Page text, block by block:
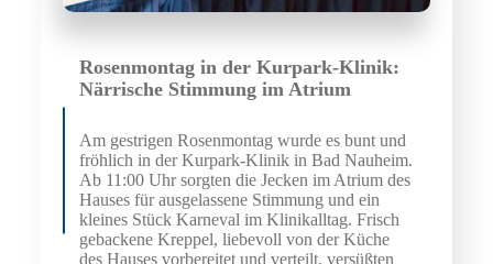
Rosenmontag in der Kurpark-Klinik:
Närrische Stimmung im Atrium
Am gestrigen Rosenmontag wurde es bunt und
fröhlich in der Kurpark-Klinik in Bad Nauheim.
Ab 11:00 Uhr sorgten die Jecken im Atrium des
Hauses für ausgelassene Stimmung und ein
kleines Stück Karneval im Klinikalltag. Frisch
gebackene Kreppel, liebevoll von der Küche
des Hauses vorbereitet und verteilt, versüßten